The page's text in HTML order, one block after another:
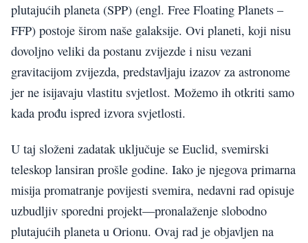
plutajućih planeta (SPP) (engl. Free Floating Planets –
FFP) postoje širom naše galaksije. Ovi planeti, koji nisu
dovoljno veliki da postanu zvijezde i nisu vezani
gravitacijom zvijezda, predstavljaju izazov za astronome
jer ne isijavaju vlastitu svjetlost. Možemo ih otkriti samo
kada prođu ispred izvora svjetlosti.
U taj složeni zadatak uključuje se Euclid, svemirski
teleskop lansiran prošle godine. Iako je njegova primarna
misija promatranje povijesti svemira, nedavni rad opisuje
uzbudljiv sporedni projekt—pronalaženje slobodno
plutajućih planeta u Orionu. Ovaj rad je objavljen na